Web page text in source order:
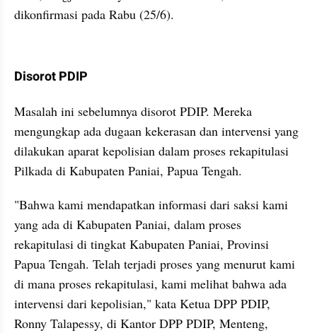
dikonfirmasi pada Rabu (25/6).
Disorot PDIP
Masalah ini sebelumnya disorot PDIP. Mereka
mengungkap ada dugaan kekerasan dan intervensi yang
dilakukan aparat kepolisian dalam proses rekapitulasi
Pilkada di Kabupaten Paniai, Papua Tengah.
"Bahwa kami mendapatkan informasi dari saksi kami
yang ada di Kabupaten Paniai, dalam proses
rekapitulasi di tingkat Kabupaten Paniai, Provinsi
Papua Tengah. Telah terjadi proses yang menurut kami
di mana proses rekapitulasi, kami melihat bahwa ada
intervensi dari kepolisian," kata Ketua DPP PDIP,
Ronny Talapessy, di Kantor DPP PDIP, Menteng,